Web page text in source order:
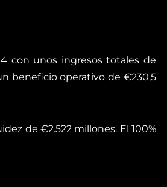
con unos ingresos totales de
beneficio operativo de €230,5
de €2.522 millones. El 100%